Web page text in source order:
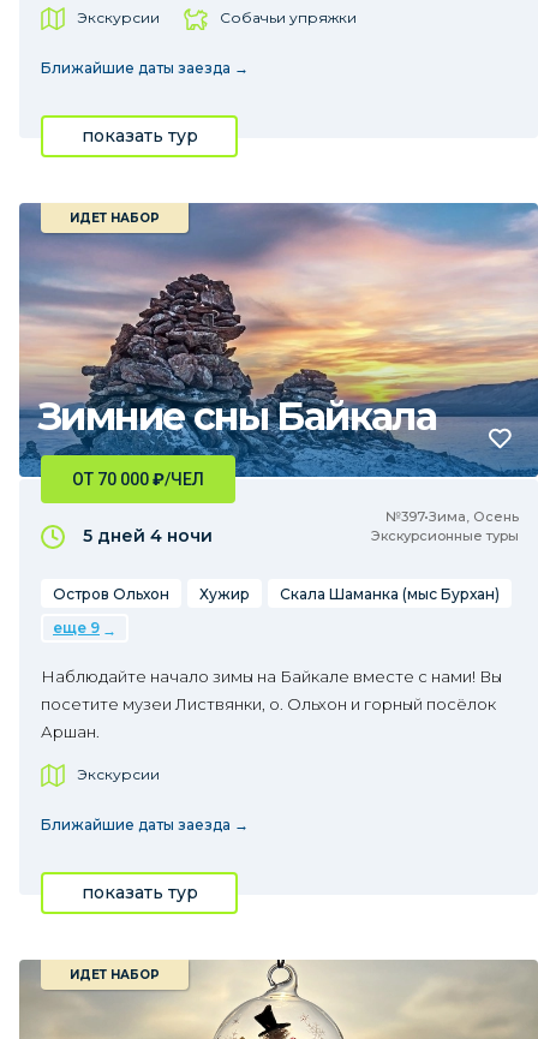
Экскурсии Собачьи упряжки
Ближайшие даты заезда →
показать тур
Зимние сны Байкала
ИДЕТ НАБОР
№397•Зима, Осень
Экскурсионные туры
ОТ 70 000₽/ЧЕЛ
5 дней 4 ночи
Остров Ольхон Хужир
Скала Шаманка (мыс Бурхан)
еще 9
Наблюдайте начало зимы на Байкале вместе с нами! Вы
посетите музеи Листвянки, о. Ольхон и горный посёлок
Аршан.
Экскурсии
Ближайшие даты заезда →
показать тур
ИДЕТ НАБОР